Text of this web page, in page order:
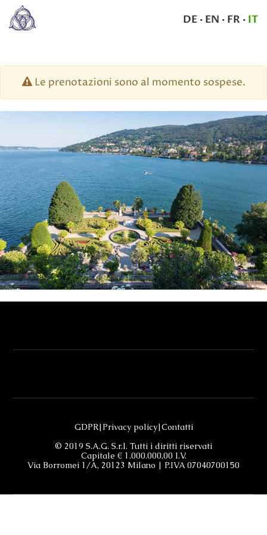
DE · EN · FR · IT
Le prenotazioni sono al momento sospese.
GDPR| Privacy policy|Contatti
© 2019 S.A.G. S.r.l. Tutti i diritti riservati
Capitale € 1.000.000,00 I.V.
Via Borromei 1/A, 20123 Milano | P.IVA 07040700150